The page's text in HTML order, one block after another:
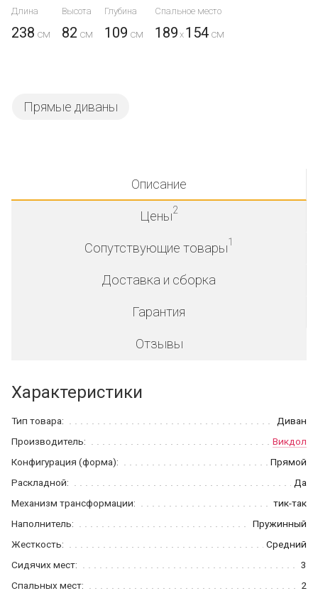
Длина Высота Глубина Спальное место
238 82 109 189 x 154
Прямые диваны
Описание
Цены2
Сопутствующие товары1
Доставка и сборка
Гарантия
Отзывы
Характеристики
Тип товара:
Диван
Производитель:
Викдол
Конфигурация (форма):
Прямой
Раскладной:
Да
Механизм трансформации:
тик-так
Наполнитель:
Пружинный
Жесткость:
Средний
Сидячих мест:
3
Спальных мест:
2